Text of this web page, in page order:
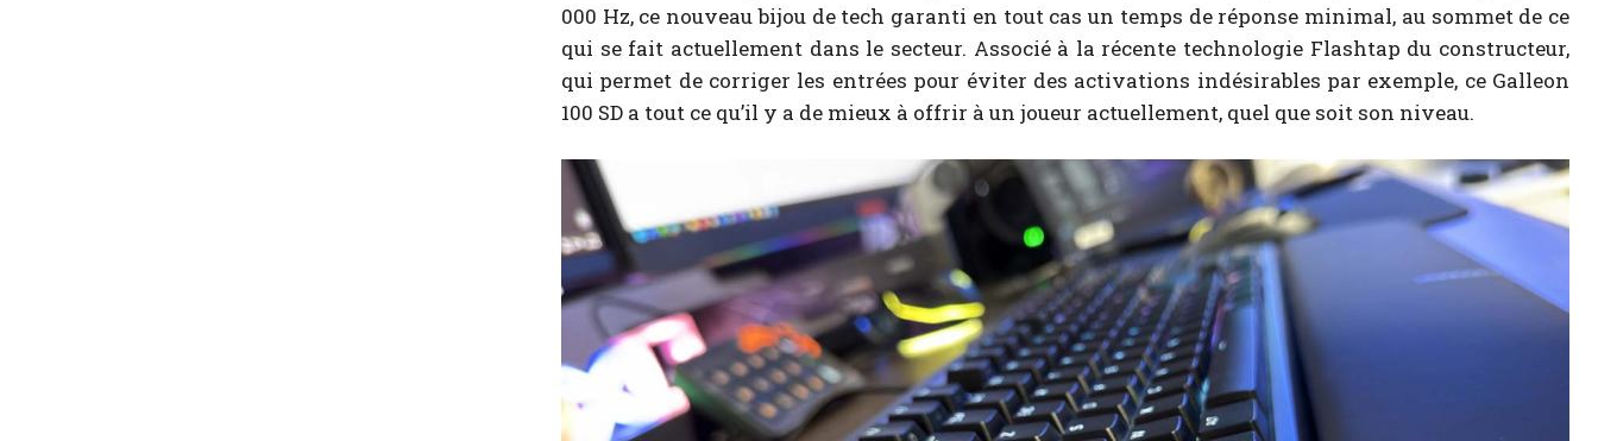
000 Hz, ce nouveau bijou de tech garanti en tout cas un temps de réponse minimal, au sommet de ce
qui se fait actuellement dans le secteur. Associé à la récente technologie Flashtap du constructeur,
qui permet de corriger les entrées pour éviter des activations indésirables par exemple, ce Galleon
100 SD a tout ce qu’il y a de mieux à offrir à un joueur actuellement, quel que soit son niveau.